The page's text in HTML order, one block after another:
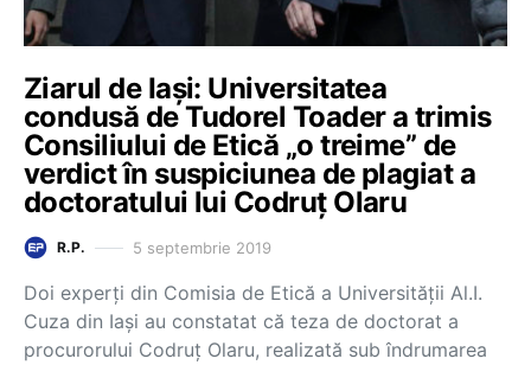
Ziarul de Iași: Universitatea
condusă de Tudorel Toader a trimis
Consiliului de Etică „o treime” de
verdict în suspiciunea de plagiat a
doctoratului lui Codruț Olaru
R.P. 5 septembrie 2019
Doi experți din Comisia de Etică a Universității Al.I.
Cuza din Iași au constatat că teza de doctorat a
procurorului Codruț Olaru, realizată sub îndrumarea